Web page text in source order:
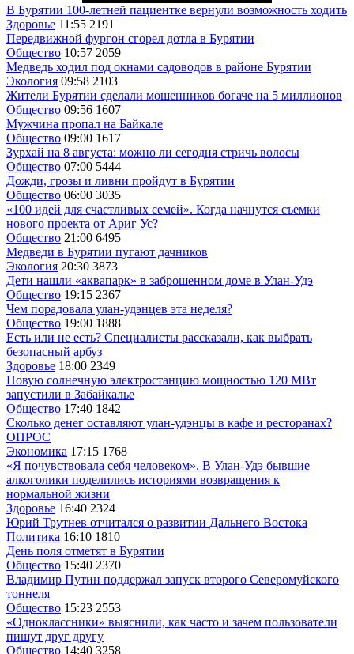
В Бурятии 100-летней пациентке вернули возможность ходить
Здоровье 11:55 2191
Передвижной фургон сгорел дотла в Бурятии
Общество 10:57 2059
Медведь ходил под окнами садоводов в районе Бурятии
Экология 09:58 2103
Жители Бурятии сделали мошенников богаче на 5 миллионов
Общество 09:56 1607
Мужчина пропал на Байкале
Общество 09:00 1617
Зурхай на 8 августа: можно ли сегодня стричь волосы
Общество 07:00 5444
Дожди, грозы и ливни пройдут в Бурятии
Общество 06:00 3035
«100 идей для счастливых семей». Когда начнутся съемки
нового проекта от Ариг Ус?
Общество 21:00 6495
Медведи в Бурятии пугают дачников
Экология 20:30 3873
Дети нашли «аквапарк» в заброшенном доме в Улан-Удэ
Общество 19:15 2367
Чем порадовала улан-удэнцев эта неделя?
Общество 19:00 1888
Есть или не есть? Специалисты рассказали, как выбрать
безопасный арбуз
Здоровье 18:00 2349
Новую солнечную электростанцию мощностью 120 МВт
запустили в Забайкалье
Общество 17:40 1842
Сколько денег оставляют улан-удэнцы в кафе и ресторанах?
ОПРОС
Экономика 17:15 1768
«Я почувствовала себя человеком». В Улан-Удэ бывшие
алкоголики поделились историями возвращения к
нормальной жизни
Здоровье 16:40 2324
Юрий Трутнев отчитался о развитии Дальнего Востока
Политика 16:10 1810
День поля отметят в Бурятии
Общество 15:40 2370
Владимир Путин поддержал запуск второго Северомуйского
тоннеля
Общество 15:23 2553
«Одноклассники» выяснили, как часто и зачем пользователи
пишут друг другу
Общество 14:40 3258